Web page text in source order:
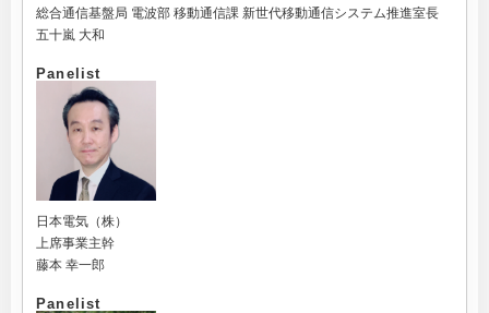
総合通信基盤局 電波部 移動通信課 新世代移動通信システム推進室長
五十嵐 大和
Panelist
日本電気（株）
上席事業主幹
藤本 幸一郎
Panelist